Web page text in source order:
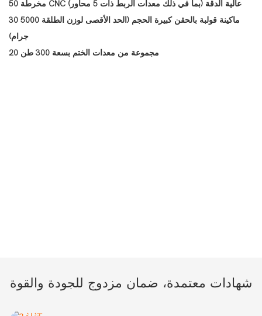
50 مخرطة CNC عالية الدقة (بما في ذلك معدات الربط ذات 5 محاور)
30 ماكينة قولبة بالحقن كبيرة الحجم (الحد الأقصى لوزن الطلقة 5000
جرام)
20 مجموعة من معدات الختم بسعة 300 طن
شهادات معتمدة، ضمان مزدوج للجودة والقوة